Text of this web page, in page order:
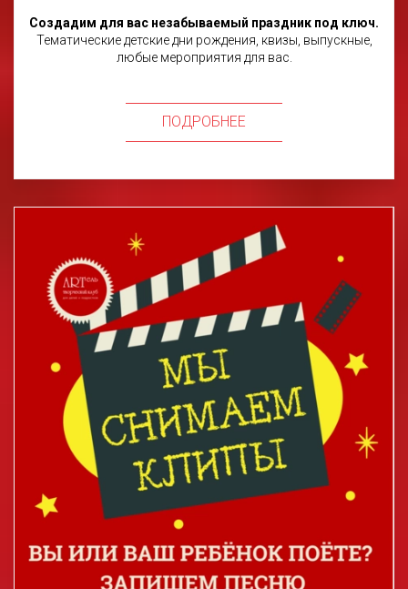
Создадим для вас незабываемый праздник под ключ.
Тематические детские дни рождения, квизы, выпускные,
любые мероприятия для вас.
ПОДРОБНЕЕ